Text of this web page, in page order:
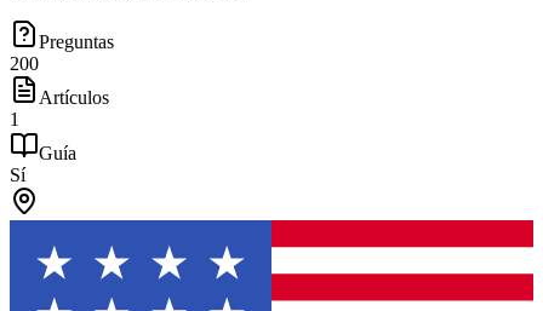
Preguntas
200
Artículos
1
Guía
Sí